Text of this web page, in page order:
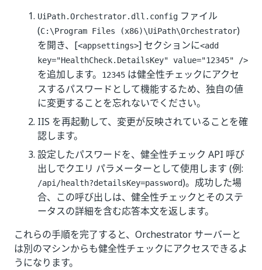
UiPath.Orchestrator.dll.config ファイル
(C:\Program Files (x86)\UiPath\Orchestrator)
を開き、[<appsettings>] セクションに<add
key="HealthCheck.DetailsKey" value="12345" />
を追加します。 12345 は健全性チェックにアクセ
スするパスワードとして機能するため、独自の値
に変更することを忘れないでください。
IIS を再起動して、変更が反映されていることを確
認します。
設定したパスワードを、健全性チェック API 呼び
出しでクエリ パラメーターとして使用します (例:
/api/health?detailsKey=password)。成功した場
合、この呼び出しは、健全性チェックとそのステ
ータスの詳細を含む応答本文を返します。
これらの手順を完了すると、Orchestrator サーバーと
は別のマシンからも健全性チェックにアクセスできるよ
うになります。